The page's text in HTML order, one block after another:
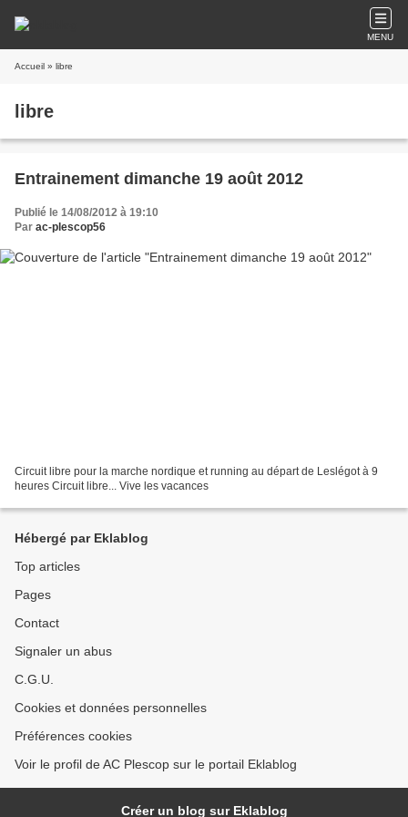
MENU
Accueil » libre
libre
Entrainement dimanche 19 août 2012
Publié le 14/08/2012 à 19:10
Par ac-plescop56
Circuit libre pour la marche nordique et running au départ de Leslégot à 9
heures Circuit libre... Vive les vacances
Hébergé par Eklablog
Top articles
Pages
Contact
Signaler un abus
C.G.U.
Cookies et données personnelles
Préférences cookies
Voir le profil de AC Plescop sur le portail Eklablog
Créer un blog sur Eklablog